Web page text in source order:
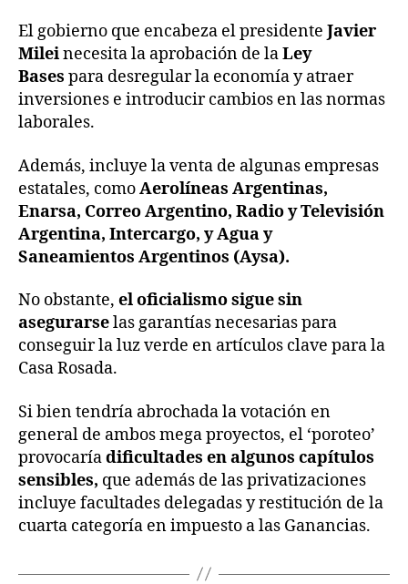
El gobierno que encabeza el presidente Javier
Mileinecesita la aprobación de laLey
Bases para desregular la economía y atraer
inversiones e introducir cambios en las normas
laborales.
Además, incluye la venta de algunas empresas
estatales, comoAerolíneas Argentinas,
Enarsa, Correo Argentino, Radio y Televisión
Argentina, Intercargo, y Agua y
Saneamientos Argentinos (Aysa).
No obstante, el oficialismo sigue sin
asegurarselas garantías necesarias para
conseguir la luz verde en artículos clave para la
Casa Rosada.
Si bien tendría abrochada la votación en
general de ambos mega proyectos, el ‘poroteo’
provocaríadificultades en algunos capítulos
sensibles, que además de las privatizaciones
incluye facultades delegadas y restitución de la
cuarta categoría en impuesto a las Ganancias.